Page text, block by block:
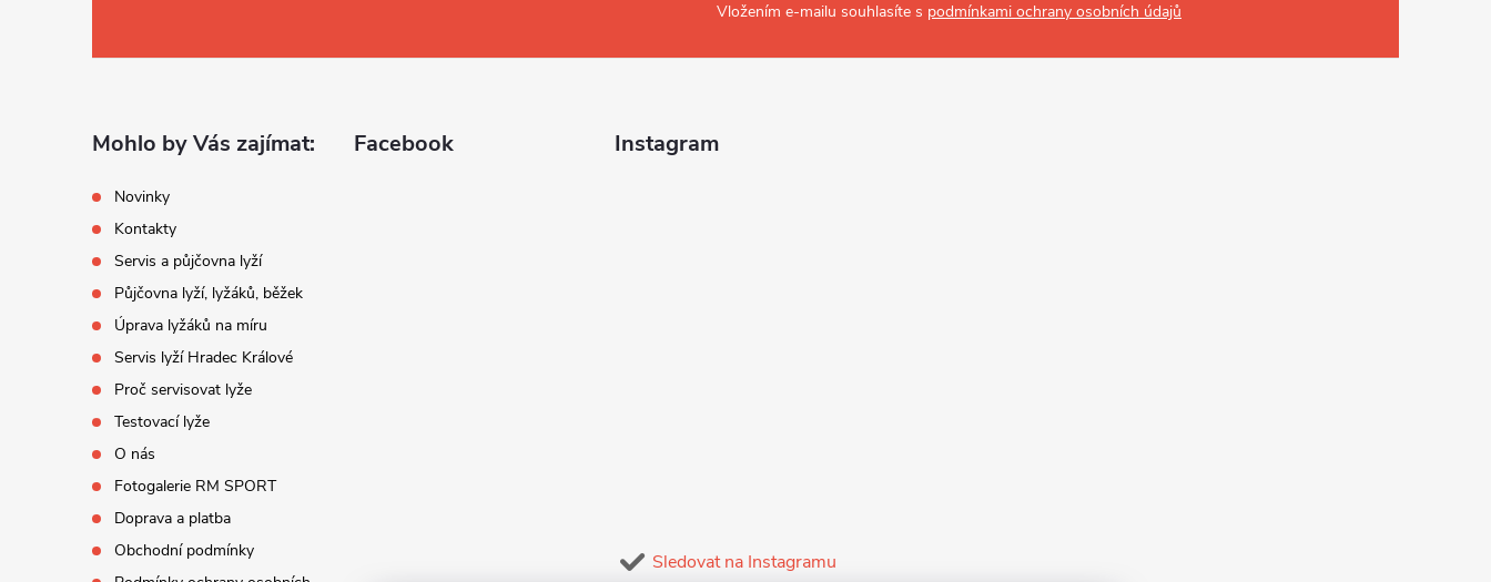
Vložením e-mailu souhlasíte s podmínkami ochrany osobních údajů
Mohlo by Vás zajímat:
Novinky
Kontakty
Servis a půjčovna lyží
Půjčovna lyží, lyžáků, běžek
Úprava lyžáků na míru
Servis lyží Hradec Králové
Proč servisovat lyže
Testovací lyže
O nás
Fotogalerie RM SPORT
Doprava a platba
Obchodní podmínky
Facebook Instagram
Sledovat na Instagramu